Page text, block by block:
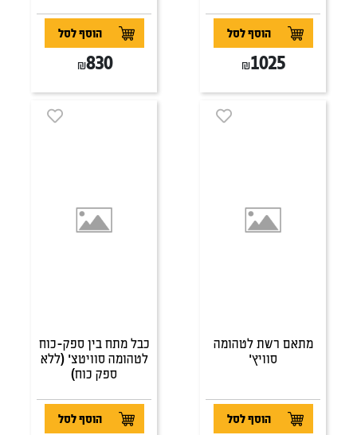
₪1025
הוסף לסל
₪830
הוסף לסל
מתאם רשת לטהומה
סוויץ'
הוסף לסל
כבל מתח בין ספק-כוח
לטהומה סוויטצ' (ללא
ספק כוח)
הוסף לסל